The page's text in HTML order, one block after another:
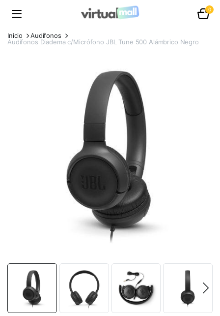
0
Inicio
Audífonos
Audífonos Diadema c/Micrófono JBL Tune 500 Alámbrico Negro